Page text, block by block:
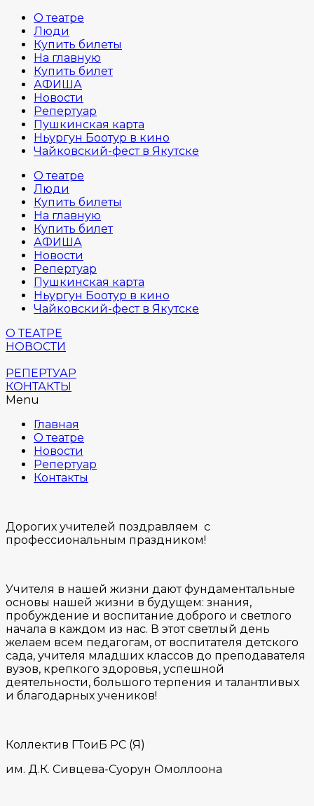
О театре
Люди
Купить билеты
На главную
Купить билет
АФИША
Новости
Репертуар
Пушкинская карта
Ньургун Боотур в кино
Чайковский-фест в Якутске
О театре
Люди
Купить билеты
На главную
Купить билет
АФИША
Новости
Репертуар
Пушкинская карта
Ньургун Боотур в кино
Чайковский-фест в Якутске
О ТЕАТРЕ
НОВОСТИ
РЕПЕРТУАР
КОНТАКТЫ
Menu
Главная
О театре
Новости
Репертуар
Контакты
Дорогих учителей поздравляем с
профессиональным праздником!
Учителя в нашей жизни дают фундаментальные
основы нашей жизни в будущем: знания,
пробуждение и воспитание доброго и светлого
начала в каждом из нас. В этот светлый день
желаем всем педагогам, от воспитателя детского
сада, учителя младших классов до преподавателя
вузов, крепкого здоровья, успешной
деятельности, большого терпения и талантливых
и благодарных учеников!
Коллектив ГТоиБ РС (Я)
им. Д.К. Сивцева-Суорун Омоллоона